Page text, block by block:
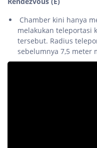
Chamber kini hanya
melakukan teleportasi
tersebut. Radius
sebelumnya 7,5 meter